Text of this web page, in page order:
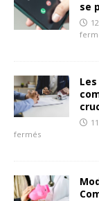
se
fermés